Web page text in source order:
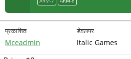
प्रकाशित
Mceadmin
डेवलपर
Italic Games